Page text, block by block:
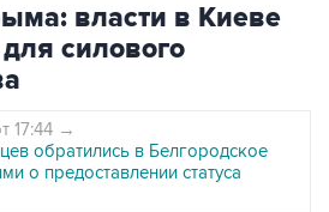
власти в Киеве
силового
17:44 →
обратились в Белгородское
о предоставлении статуса